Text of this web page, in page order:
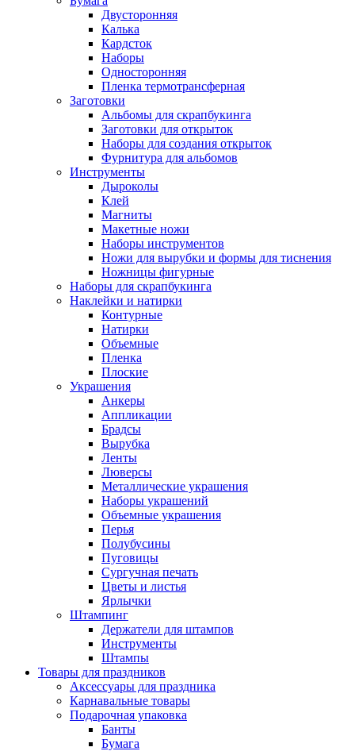
Двусторонняя
Калька
Кардсток
Наборы
Односторонняя
Пленка термотрансферная
Заготовки
Альбомы для скрапбукинга
Заготовки для открыток
Наборы для создания открыток
Фурнитура для альбомов
Инструменты
Дыроколы
Клей
Магниты
Макетные ножи
Наборы инструментов
Ножи для вырубки и формы для тиснения
Ножницы фигурные
Наборы для скрапбукинга
Наклейки и натирки
Контурные
Натирки
Объемные
Пленка
Плоские
Украшения
Анкеры
Аппликации
Брадсы
Вырубка
Ленты
Люверсы
Металлические украшения
Наборы украшений
Объемные украшения
Перья
Полубусины
Пуговицы
Сургучная печать
Цветы и листья
Ярлычки
Штампинг
Держатели для штампов
Инструменты
Штампы
Товары для праздников
Аксессуары для праздника
Карнавальные товары
Подарочная упаковка
Банты
Бумага